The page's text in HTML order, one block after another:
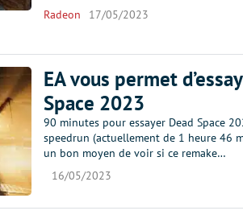
Radeon
17/05/2023
EA vous permet
Space 2023
90 minutes pour essayer Dead Space
speedrun (actuellement de 1 heure 46
un bon moyen de voir si ce remake…
16/05/2023